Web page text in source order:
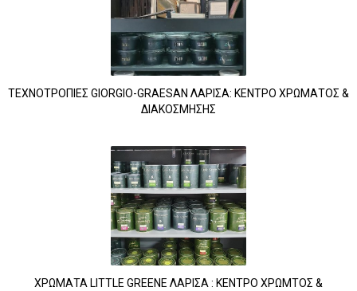
ΤΕΧΝΟΤΡΟΠΙΕΣ GIORGIO-GRAESAN ΛΑΡΙΣΑ: ΚΕΝΤΡΟ ΧΡΩΜΑΤΟΣ &
ΔΙΑΚΟΣΜΗΣΗΣ
ΧΡΩΜΑΤΑ LITTLE GREENE ΛΑΡΙΣΑ : ΚΕΝΤΡΟ ΧΡΩΜΤΟΣ &